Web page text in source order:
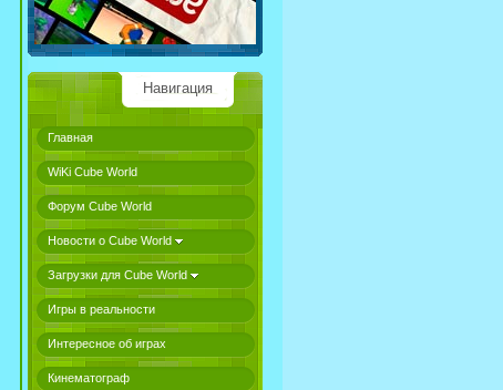
Навигация
Главная
WiKi Cube World
Форум Cube World
Новости о Cube World
Загрузки для Cube World
Игры в реальности
Интересное об играх
Кинематограф